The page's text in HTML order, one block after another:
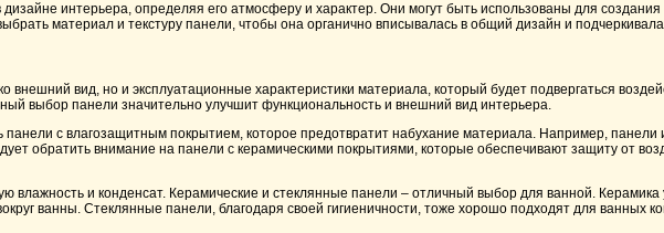
интерьера, определяя его атмосферу и характер. Они могут быть использованы для
материал и текстуру панели, чтобы она органично вписывалась в общий дизайн и
вид, но и эксплуатационные характеристики материала, который будет подвергаться
выбор панели значительно улучшит функциональность и внешний вид интерьера.
панели с влагозащитным покрытием, которое предотвратит набухание материала. Например,
обратить внимание на панели с керамическими покрытиями, которые обеспечивают защиту от
и конденсат. Керамические и стеклянные панели – отличный выбор для ванной. Керамика
ванны. Стеклянные панели, благодаря своей гигиеничности, тоже хорошо подходят для ванных